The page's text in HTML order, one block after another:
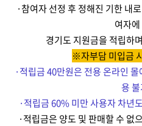
·참여자 선정 후 정해진 기한 내
여자
경기도 지원금을 적립하며
※자부담 미입금
·적립금40만원은 전용 온라인
용
·적립금60% 미만 사용자 차년
·적립금은 양도 및 판매할 수 없